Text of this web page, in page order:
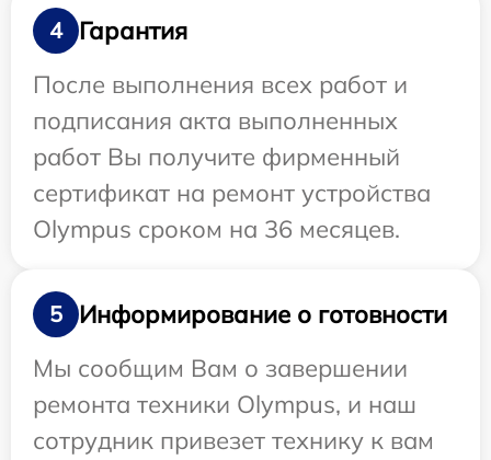
4
Гарантия
После выполнения всех работ и
подписания акта выполненных
работ Вы получите фирменный
сертификат на ремонт устройства
Olympus сроком на 36 месяцев.
5
Информирование о готовности
Мы сообщим Вам о завершении
ремонта техники Olympus, и наш
сотрудник привезет технику к вам